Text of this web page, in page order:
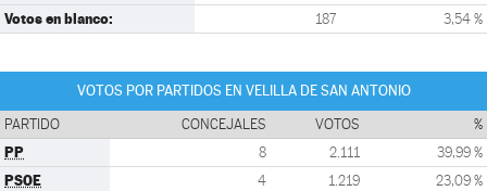
Votos en blanco: 187 3,54 %
VOTOS POR PARTIDOS EN VELILLA DE SAN ANTONIO
PARTIDO CONCEJALES VOTOS %
PP 8 2.111 39,99 %
PSOE 4 1.219 23,09 %